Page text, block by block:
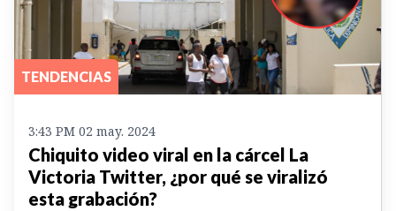
TENDENCIAS
3:43 PM 02 may. 2024
Chiquito video viral en la cárcel La
Victoria Twitter, ¿por qué se viralizó
esta grabación?